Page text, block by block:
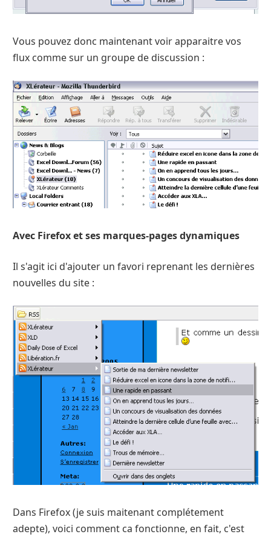
Vous pouvez donc maintenant voir apparaitre vos
flux comme sur un groupe de discussion :
Avec Firefox et ses marques-pages dynamiques
Il s'agit ici d'ajouter un favori reprenant les dernières
nouvelles du site :
Dans Firefox (je suis maitenant complétement
adepte), voici comment ca fonctionne, en fait, c'est